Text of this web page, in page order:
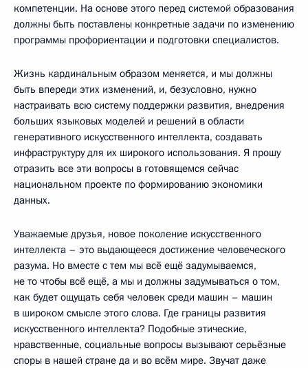
компетенции. На основе этого перед системой образования
должны быть поставлены конкретные задачи по изменению
программы профориентации и подготовки специалистов.
Жизнь кардинальным образом меняется, и мы должны
быть впереди этих изменений, и, безусловно, нужно
настраивать всю систему поддержки развития, внедрения
больших языковых моделей и решений в области
генеративного искусственного интеллекта, создавать
инфраструктуру для их широкого использования. Я прошу
отразить все эти вопросы в готовящемся сейчас
национальном проекте по формированию экономики
данных.
Уважаемые друзья, новое поколение искусственного
интеллекта – это выдающееся достижение человеческого
разума. Но вместе с тем мы всё ещё задумываемся,
не то чтобы всё ещё, а мы и должны задумываться о том,
как будет ощущать себя человек среди машин – машин
в широком смысле этого слова. Где границы развития
искусственного интеллекта? Подобные этические,
нравственные, социальные вопросы вызывают серьёзные
споры в нашей стране да и во всём мире. Звучат даже